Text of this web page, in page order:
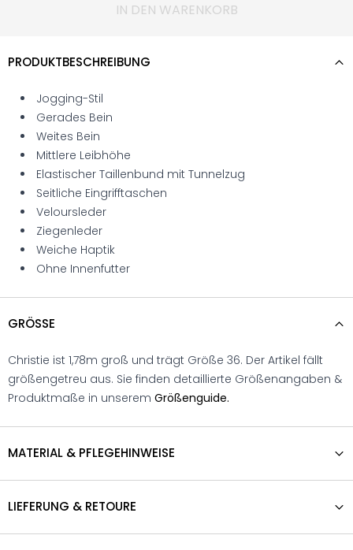
IN DEN WARENKORB
PRODUKTBESCHREIBUNG
Jogging-Stil
Gerades Bein
Weites Bein
Mittlere Leibhöhe
Elastischer Taillenbund mit Tunnelzug
Seitliche Eingrifftaschen
Veloursleder
Ziegenleder
Weiche Haptik
Ohne Innenfutter
GRÖSSE
Christie ist 1,78m groß und trägt Größe 36. Der Artikel fällt
größengetreu aus. Sie finden detaillierte Größenangaben &
Produktmaße in unserem Größenguide.
MATERIAL & PFLEGEHINWEISE
LIEFERUNG & RETOURE